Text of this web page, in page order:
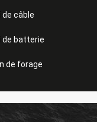
câble
de batterie
de forage